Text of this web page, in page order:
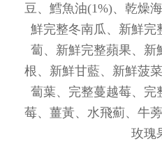
豆、鱈魚油(1%)、乾燥
鮮完整冬南瓜、新鮮完
蔔、新鮮完整蘋果、新
根、新鮮甘藍、新鮮菠
蔔葉、完整蔓越莓、完
莓、薑黃、水飛薊、牛
玫瑰